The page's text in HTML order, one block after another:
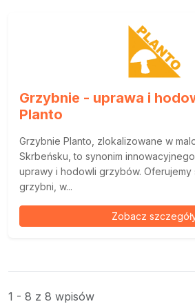
Grzybnie - uprawa i
Planto
Grzybnie Planto, zlokalizowane w
Skrbeńsku, to synonim
uprawy i hodowli grzybów.
grzybni, w...
Zobacz
1 - 8 z 8 wpisów